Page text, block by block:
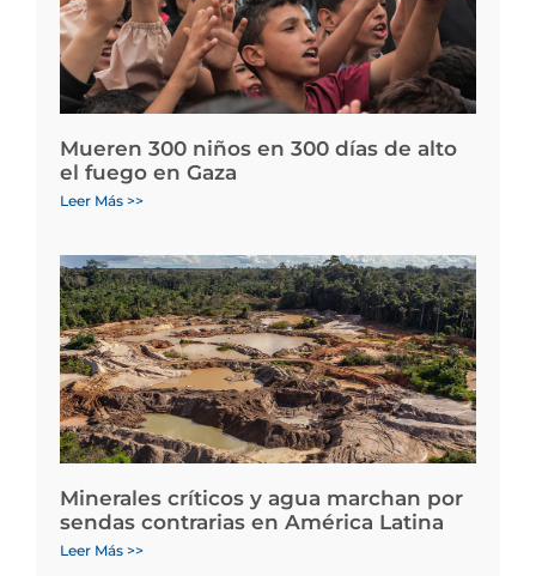
Mueren 300 niños en 300 días de alto
el fuego en Gaza
Leer Más >>
Minerales críticos y agua marchan por
sendas contrarias en América Latina
Leer Más >>